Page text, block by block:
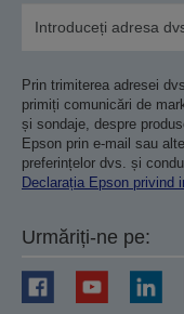
Prin trimiterea adresei
primiți comunicări de
și sondaje, despre
Epson prin e-mail sau
preferințelor dvs. și
Declarația Epson privind
Urmăriți-ne pe: